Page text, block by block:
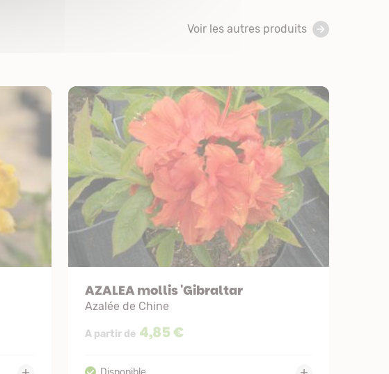
Voir les autres produits
AZALEA mollis 'Gibraltar
Azalée de Chine
A partir de 4,85 €